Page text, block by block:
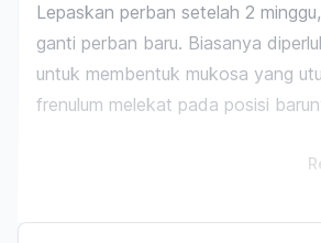
Lepaskan perban setelah 2
ganti perban baru. Biasanya
untuk membentuk mukosa yang
frenulum melekat pada posisi